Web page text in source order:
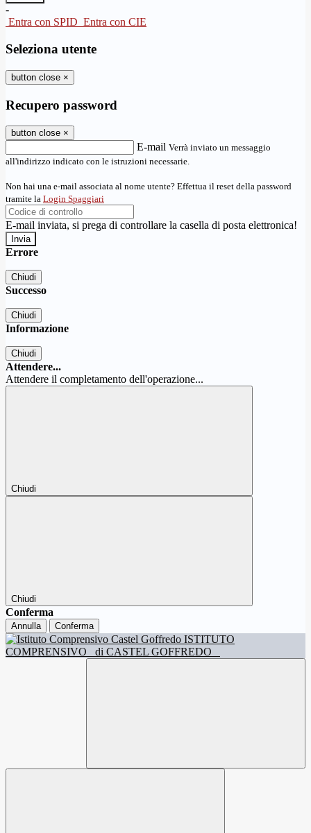
-
Entra con SPID Entra con CIE
Seleziona utente
button close ×
Recupero password
button close ×
E-mail Verrà inviato un messaggio
all'indirizzo indicato con le istruzioni necessarie.
Non hai una e-mail associata al nome utente? Effettua il reset della password
tramite la Login Spaggiari
E-mail inviata, si prega di controllare la casella di posta elettronica!
Errore
Chiudi
Successo
Chiudi
Informazione
Chiudi
Attendere...
Attendere il completamento dell'operazione...
Chiudi
Chiudi
Conferma
Annulla Conferma
ISTITUTO
COMPRENSIVO
di CASTEL GOFFREDO